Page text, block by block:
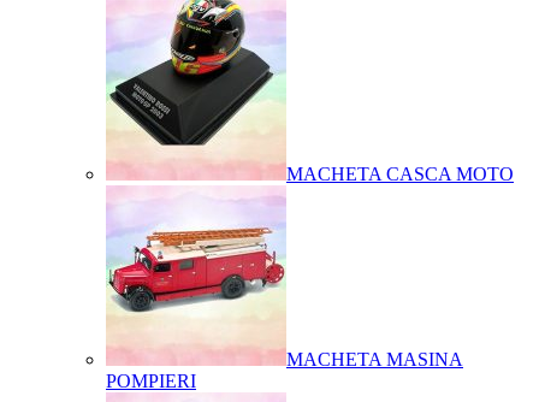
MACHETA CASCA MOTO
MACHETA MASINA
POMPIERI